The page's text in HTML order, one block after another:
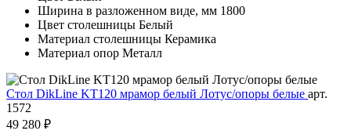
Ширина в разложенном виде, мм 1800
Цвет столешницы Белый
Материал столешницы Керамика
Материал опор Металл
Стол DikLine KT120 мрамор белый Лотус/опоры белые арт.
1572
49 280 ₽